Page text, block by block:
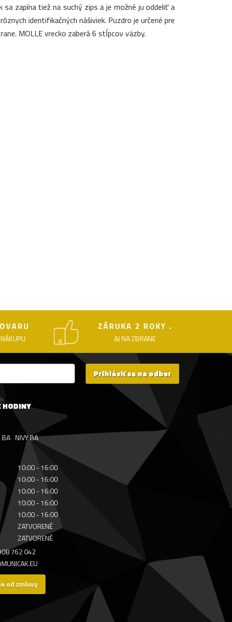
zapína tiež na suchý zips a je možné ju oddeliť a
identifikačných nášiviek. Puzdro je určené pre
MOLLE vrecko zaberá 6 stĺpcov väzby.
ZÁRUKA 2 ROKY .
AJ NA ZBRANE
Prihlásiť sa na odber
HODINY
BA NIVY BA
10:00 - 16:00
10:00 - 16:00
10:00 - 16:00
10:00 - 16:00
10:00 - 16:00
ZATVORENÉ
ZATVORENÉ
762 042
od zmluvy